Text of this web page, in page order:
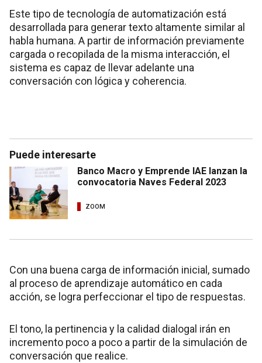
Este tipo de tecnología de automatización está
desarrollada para generar texto altamente similar al
habla humana. A partir de información previamente
cargada o recopilada de la misma interacción, el
sistema es capaz de llevar adelante una
conversación con lógica y coherencia.
Puede interesarte
Banco Macro y Emprende IAE lanzan la
convocatoria Naves Federal 2023
ZOOM
Con una buena carga de información inicial, sumado
al proceso de aprendizaje automático en cada
acción, se logra perfeccionar el tipo de respuestas.
El tono, la pertinencia y la calidad dialogal irán en
incremento poco a poco a partir de la simulación de
conversación que realice.